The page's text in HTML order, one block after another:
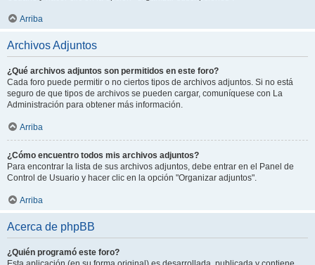
Arriba
Archivos Adjuntos
¿Qué archivos adjuntos son permitidos en este foro?
Cada foro puede permitir o no ciertos tipos de archivos adjuntos. Si no está
seguro de que tipos de archivos se pueden cargar, comuníquese con La
Administración para obtener más información.
Arriba
¿Cómo encuentro todos mis archivos adjuntos?
Para encontrar la lista de sus archivos adjuntos, debe entrar en el Panel de
Control de Usuario y hacer clic en la opción "Organizar adjuntos".
Arriba
Acerca de phpBB
¿Quién programó este foro?